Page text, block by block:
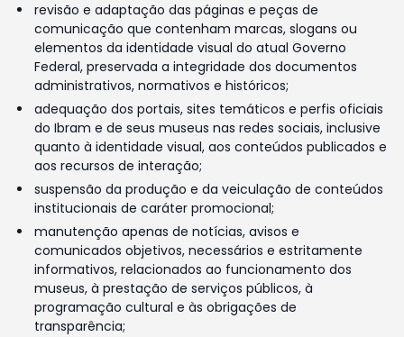
revisão e adaptação das páginas e peças de
comunicação que contenham marcas, slogans ou
elementos da identidade visual do atual Governo
Federal, preservada a integridade dos documentos
administrativos, normativos e históricos;
adequação dos portais, sites temáticos e perfis oficiais
do Ibram e de seus museus nas redes sociais, inclusive
quanto à identidade visual, aos conteúdos publicados e
aos recursos de interação;
suspensão da produção e da veiculação de conteúdos
institucionais de caráter promocional;
manutenção apenas de notícias, avisos e
comunicados objetivos, necessários e estritamente
informativos, relacionados ao funcionamento dos
museus, à prestação de serviços públicos, à
programação cultural e às obrigações de
transparência;